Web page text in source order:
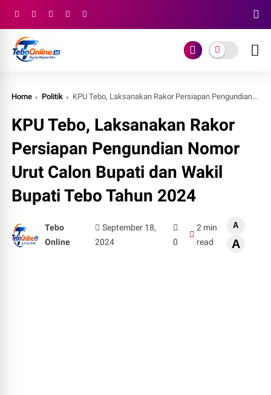
Home Politik KPU Tebo, Laksanakan Rakor Persiapan Pengundian Nomor Urut Calon Bupati dan Wakil Bupati Tebo Tahun 2024
KPU Tebo, Laksanakan Rakor
Persiapan Pengundian Nomor
Urut Calon Bupati dan Wakil
Bupati Tebo Tahun 2024
Tebo
Online
September 18,
2024
0
2 min
read
A
A